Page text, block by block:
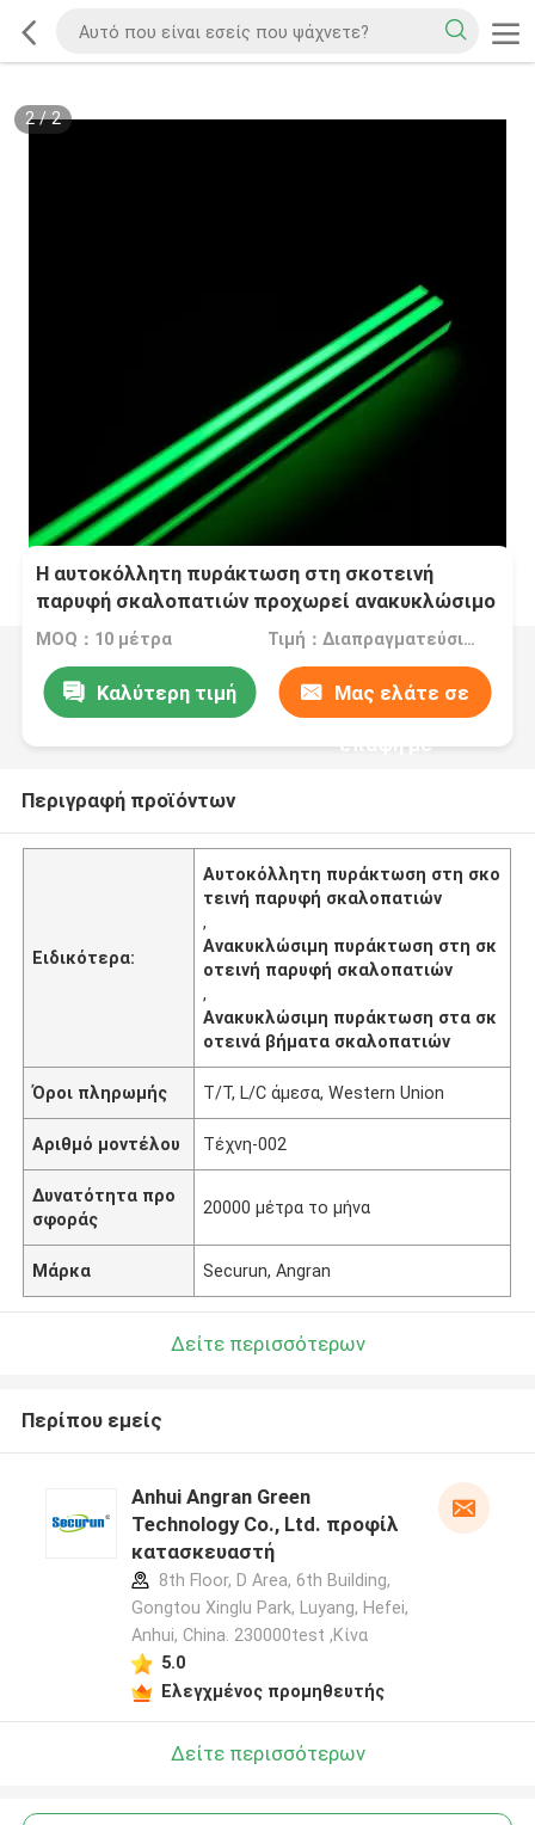
2/2
Η αυτοκόλλητη πυράκτωση στη σκοτεινή
παρυφή σκαλοπατιών προχωρεί ανακυκλώσιμο
MOQ：10 μέτρα Τιμή：Διαπραγματεύσιμα
Καλύτερη τιμή Μας ελάτε σε
επαφή με
Περιγραφή προϊόντων
Ειδικότερα:
Αυτοκόλλητη πυράκτωση στη σκο
τεινή παρυφή σκαλοπατιών
,
Ανακυκλώσιμη πυράκτωση στη σκ
οτεινή παρυφή σκαλοπατιών
,
Ανακυκλώσιμη πυράκτωση στα σκ
οτεινά βήματα σκαλοπατιών
Όροι πληρωμής T/T, L/C άμεσα, Western Union
Αριθμό μοντέλου Τέχνη-002
Δυνατότητα προ
σφοράς
20000 μέτρα το μήνα
Μάρκα Securun, Angran
Δείτε περισσότερων
Περίπου εμείς
Anhui Angran Green
Technology Co., Ltd. προφίλ
κατασκευαστή
8th Floor, D Area, 6th Building,
Gongtou Xinglu Park, Luyang, Hefei,
Anhui, China. 230000test ,Κίνα
5.0
Ελεγχμένος προμηθευτής
Δείτε περισσότερων